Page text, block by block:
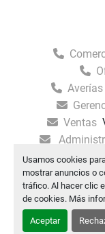
Usamos cookies
mostrar anuncios o
tráfico. Al hacer clic
de cookies. Más
Aceptar
Ventas
Machinio